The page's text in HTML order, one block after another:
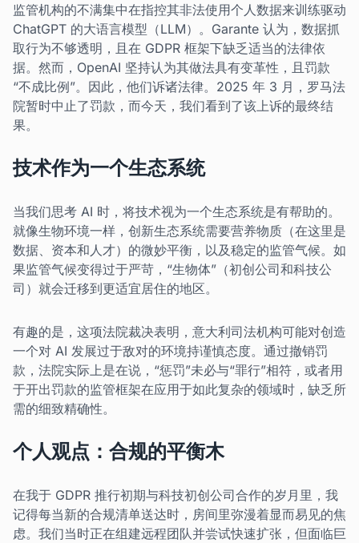
监管机构的不满集中在指控其非法使用个人数据来训练驱动
ChatGPT 的大语言模型（LLM）。Garante 认为，数据抓
取行为不够透明，且在 GDPR 框架下缺乏适当的法律依
据。然而，OpenAI 坚持认为其做法具有变革性，且罚款
“不成比例”。因此，他们诉诸法律。2025 年 3 月，罗马法
院暂时中止了罚款，而今天，我们看到了该上诉的最终结
果。
技术作为一个生态系统
当我们思考 AI 时，将技术视为一个生态系统是有帮助的。
就像生物环境一样，创新生态系统需要营养物质（在这里是
数据、资本和人才）的微妙平衡，以及稳定的监管气候。如
果监管气候变得过于严苛，“生物体”（初创公司和科技公
司）就会迁移到更适宜居住的地区。
有趣的是，这项法院裁决表明，意大利司法机构可能对创造
一个对 AI 发展过于敌对的环境持谨慎态度。通过撤销罚
款，法院实际上是在说，“惩罚”未必与“罪行”相符，或者用
于开出罚款的监管框架在应用于如此复杂的领域时，缺乏所
需的细致精确性。
个人观点：合规的平衡木
在我于 GDPR 推行初期与科技初创公司合作的岁月里，我
记得每当新的合规清单送达时，房间里弥漫着显而易见的焦
虑。我们当时正在组建远程团队并尝试快速扩张，但面临巨